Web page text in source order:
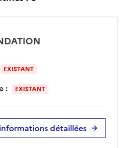
EXISTANT
: EXISTANT
détaillées